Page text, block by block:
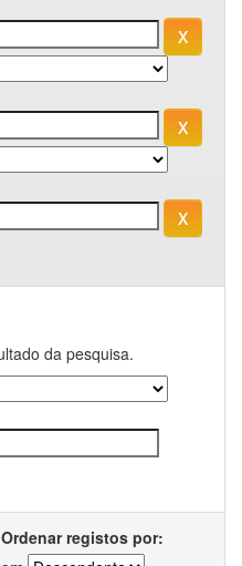
da pesquisa.
Ordenar registos por: